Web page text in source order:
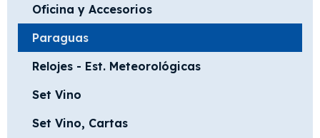
Oficina y Accesorios
Paraguas
Relojes - Est. Meteorológicas
Set Vino
Set Vino, Cartas